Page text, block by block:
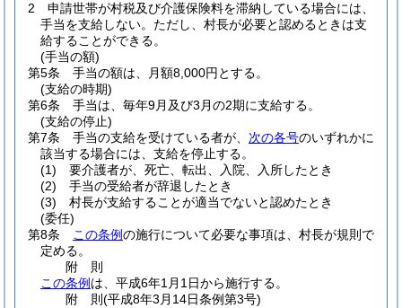
2
申請世帯が村税及び介護保険料を滞納している場合には、
手当を支給しない。 ただし、村長が必要と認めるときは支
給することができる。
(手当の額)
第5条
手当の額は、月額8,000円とする。
(支給の時期)
第6条
手当は、毎年9月及び3月の2期に支給する。
(支給の停止)
第7条
手当の支給を受けている者が、 次の各号のいずれかに
該当する場合には、支給を停止する。
(1)
要介護者が、死亡、転出、入院、入所したとき
(2)
手当の受給者が辞退したとき
(3)
村長が支給することが適当でないと認めたとき
(委任)
第8条
この条例の施行について必要な事項は、村長が規則で
定める。
附 則
この条例 は、平成6年1月1日から施行する。
附 則(平成8年3月14日条例第3号)